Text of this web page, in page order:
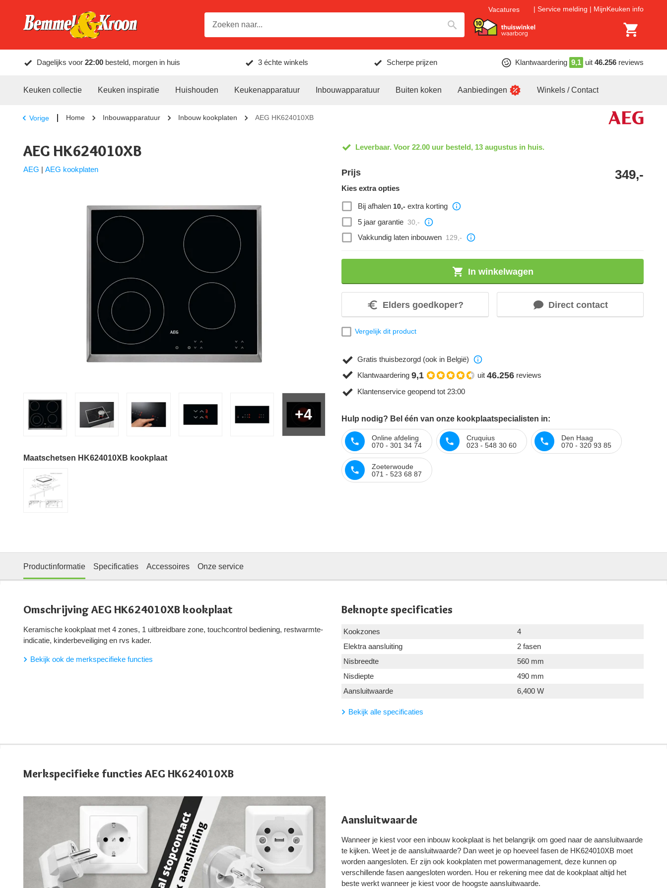
Vacatures Service melding MijnKeuken info
Dagelijks voor 22:00 besteld, morgen in huis 3 échte winkels Scherpe prijzen Klantwaardering 9,1 uit 46.256 reviews
Keuken collectie Keuken inspiratie Huishouden Keukenapparatuur Inbouwapparatuur Buiten koken Aanbiedingen Winkels / Contact
Vorige Home Inbouwapparatuur Inbouw kookplaten AEG HK624010XB
AEG HK624010XB
AEG | AEG kookplaten
+4
Maatschetsen HK624010XB kookplaat
Leverbaar. Voor 22.00 uur besteld, 13 augustus in huis.
Prijs 349,-
Kies extra opties
Bij afhalen 10,- extra korting
5 jaar garantie 30,-
Vakkundig laten inbouwen 129,-
In winkelwagen
Elders goedkoper? Direct contact
Vergelijk dit product
Gratis thuisbezorgd (ook in België)
Klantwaardering 9,1 uit 46.256 reviews
Klantenservice geopend tot 23:00
Hulp nodig? Bel één van onze kookplaatspecialisten in:
Online afdeling
070 - 301 34 74
Cruquius
023 - 548 30 60
Den Haag
070 - 320 93 85
Zoeterwoude
071 - 523 68 87
Productinformatie Specificaties Accessoires Onze service
Omschrijving AEG HK624010XB kookplaat
Keramische kookplaat met 4 zones, 1 uitbreidbare zone, touchcontrol bediening, restwarmte-
indicatie, kinderbeveiliging en rvs kader.
Bekijk ook de merkspecifieke functies
Beknopte specificaties
Kookzones
4
Elektra aansluiting
2 fasen
Nisbreedte
560 mm
Nisdiepte
490 mm
Aansluitwaarde
6,400 W
Bekijk alle specificaties
Merkspecifieke functies AEG HK624010XB
Aansluitwaarde
Wanneer je kiest voor een inbouw kookplaat is het belangrijk om goed naar de aansluitwaarde
te kijken. Weet je de aansluitwaarde? Dan weet je op hoeveel fasen de HK624010XB moet
worden aangesloten. Er zijn ook kookplaten met powermanagement, deze kunnen op
verschillende fasen aangesloten worden. Hou er rekening mee dat de kookplaat altijd het
beste werkt wanneer je kiest voor de hoogste aansluitwaarde.